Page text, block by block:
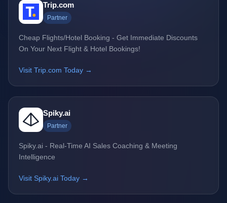
Trip.com
Partner
Cheap Flights/Hotel Booking - Get Immediate Discounts
On Your Next Flight & Hotel Bookings!
Visit Trip.com Today →
Spiky.ai
Partner
Spiky.ai - Real-Time AI Sales Coaching & Meeting
Intelligence
Visit Spiky.ai Today →